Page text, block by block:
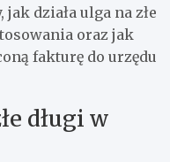
działa ulga na złe
oraz jak
fakturę do urzędu
długi w